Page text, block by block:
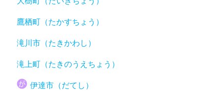
鷹栖町（たかすちょう）
滝川市（たきかわし）
滝上町（たきのうえちょう）
伊達市（だてし）